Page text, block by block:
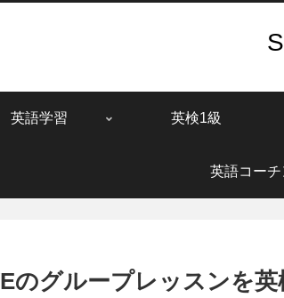
英語学習 英検1級
英語コー
のグループレッスンを